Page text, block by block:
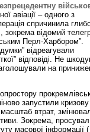
авіації – одного з
спричинила
зокрема відомий
Перл-Харбором”.
відреагували
відповіді. Не
на
запустили кризову
втрат,
Зокрема,
масової інформації (